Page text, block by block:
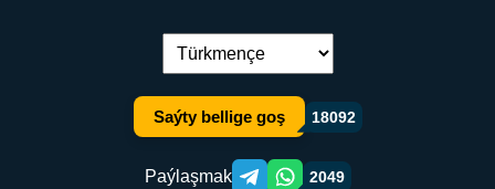
Dil çalşyryş:
Saýty bellige goş 18092
Paýlaşmak Telegram orqali ulashish
WhatsApp orqali ulashish
2049